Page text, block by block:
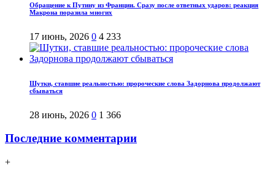
Обращение к Путину из Франции. Сразу после ответных ударов: реакция
Макрона поразила многих
17 июнь, 2026 0 4 233
Шутки, ставшие реальностью: пророческие слова Задорнова продолжают
сбываться
28 июнь, 2026 0 1 366
Последние комментарии
+